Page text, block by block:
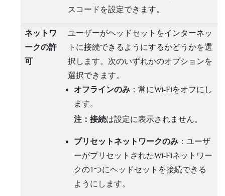
スコードを設定できます。
ネットワ
ークの許
可
ユーザーがヘッドセットをインターネッ
トに接続できるようにするかどうかを選
択します。次のいずれかのオプションを
選択できます。
オフラインのみ ：常にWi‍-Fiをオフにし
ます。
注：接続は設定に表示されません。
プリセットネットワークのみ ：ユーザ
ーがプリセットされたWi‍-Fiネットワー
クの1つにヘッドセットを接続できる
ようにします。